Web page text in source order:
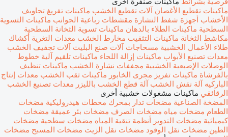
ماكينات تقطيع الأغصان آلات تقطيع الخشب ماكينات تفريغ تجاويف
الأخشاب أجهزة شفط النشارة مقشطات رباعية الجوانب ماكينات التسوية
السطحية ماكينات الطلاء بالدهان ماكينات تسوية الثخانة السطحية
مكاشط الثخانة ماكينات التثقيب مخارط الخشب معدات التغرية أكشاك
طلاء الأعمال الخشبية مسحاجات آلات صنع البليت آلات تجفيف الخشب
معدات تصنيع الأبواب ماكينات إزالة اللحاء ماكينات تلقيم آلية خطوط
الوصلات الإصبعية الخشبية مجففات نشارة الخشب ماكينات تنظيف
بالفرشاة ماكينات تفريز مجرى الخابور ماكينات ثقب الخشب معدات إنتاج
الباركيه آلة نقش الخشب آلة قطع الخشب بالليزر معدات تصنيع الخشب
الرقائقي ماكينات مشغولات خشبية أخرى
المضخة الصناعية مضخات تدار بمحرك محطات هيدروليكية مضخات
الطعام مضخات مياه مضخات الصرف مضخات بئر عميقة مضخات
كيميائية مضخات التدوير أنظمة تنقية المياه مضخات سطحية مضخات
الطين مضخات نقل الوقود مضخات نقل الزيت مضخات المسبح مضخات